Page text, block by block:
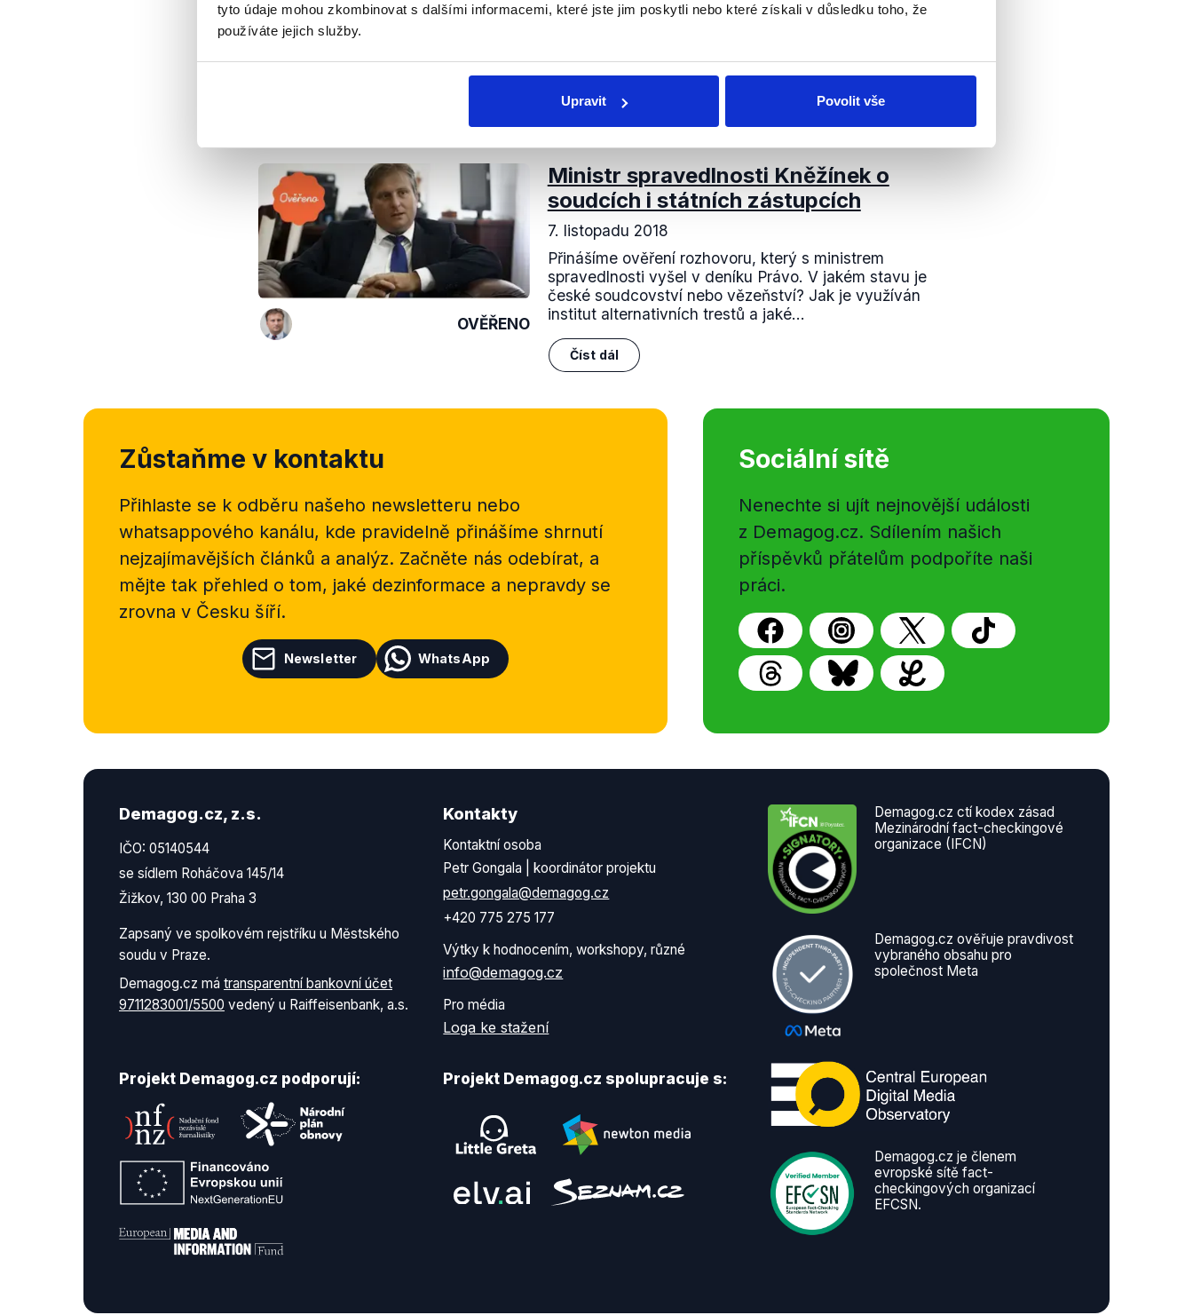
tyto údaje mohou zkombinovat s dalšími informacemi, které jste jim poskytli nebo které získali v důsledku toho, že
používáte jejich služby.
Upravit Povolit vše
Dodejme, že se nezabýváme otázkou „mizernosti“ mzdy justičních čekatelů, neboť každý může
individuálně posoudit, nakolik odpovídá gáže justičních čekatelů
nesporné, že platové poměry justičních čekatelů dosahují přibližně čtvrtiny platu soudců okresních
OVĚŘENO
Ministr spravedlnosti Kněžínek o
soudcích i státních zástupcích
7. listopadu 2018
Přinášíme ověření rozhovoru, který s ministrem
spravedlnosti vyšel v deníku Právo. V jakém stavu je
české soudcovství nebo vězeňství? Jak je využíván
institut alternativních trestů a jaké...
Číst dál
Zůstaňme v kontaktu
Přihlaste se k odběru našeho newsletteru nebo
whatsappového kanálu, kde pravidelně přinášíme shrnutí
nejzajímavějších článků a analýz. Začněte nás odebírat, a
mějte tak přehled o tom, jaké dezinformace a nepravdy se
zrovna v Česku šíří.
Newsletter WhatsApp
Sociální sítě
Nenechte si ujít nejnovější události
z Demagog.cz. Sdílením našich
příspěvků přátelům podpoříte naši
práci.
Demagog.cz, z.s.
IČO: 05140544
se sídlem Roháčova 145/14
Žižkov, 130 00 Praha 3
Zapsaný ve spolkovém rejstříku u Městského
soudu v Praze.
Demagog.cz má transparentní bankovní účet
9711283001/5500 vedený u Raiffeisenbank, a.s.
Kontakty
Kontaktní osoba
Petr Gongala | koordinátor projektu
petr.gongala@demagog.cz
+420 775 275 177
Výtky k hodnocením, workshopy, různé
info@demagog.cz
Pro média
Loga ke stažení
Projekt Demagog.cz podporují: Projekt Demagog.cz spolupracuje s:
Demagog.cz ctí kodex zásad
Mezinárodní fact-checkingové
organizace (IFCN)
Demagog.cz ověřuje pravdivost
vybraného obsahu pro
společnost Meta
Demagog.cz je členem
evropské sítě fact-
checkingových organizací
EFCSN.